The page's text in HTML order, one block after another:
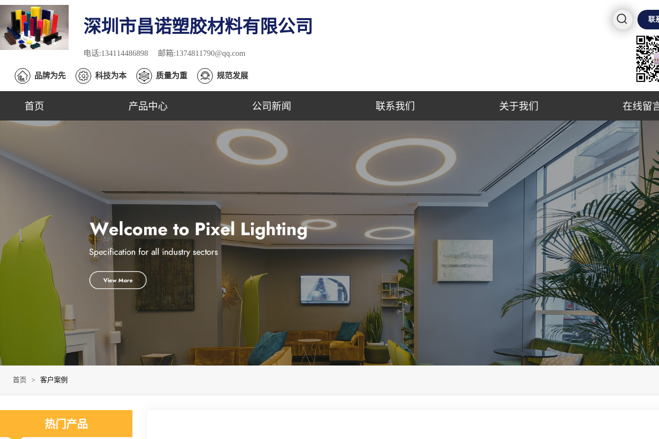
深圳市昌诺塑胶材料有限公司
电话:134114486898 邮箱:1374811790@qq.com
品牌为先 科技为本 质量为重 规范发展
联
首页 产品中心 公司新闻 联系我们 关于我们 在线留
首页 > 客户案例
热门产品